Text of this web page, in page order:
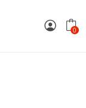
0